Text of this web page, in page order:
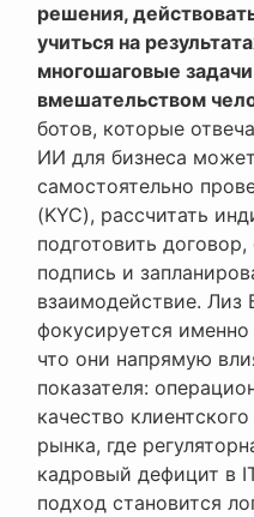
решения,
учиться на
многошаговые
вмешательством
ботов, которые
ИИ для бизнеса
самостоятельно
(KYC), рассчитать
подготовить договор,
подпись и
взаимодействие. Лиз
фокусируется именно
что они напрямую
показателя:
качество
рынка, где
кадровый дефицит в
подход становится